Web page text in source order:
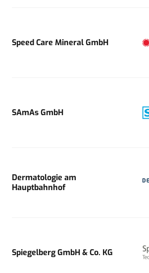
Speed Care Mineral GmbH
SAmAs GmbH
Dermatologie am
Hauptbahnhof
Spiegelberg GmbH & Co. KG